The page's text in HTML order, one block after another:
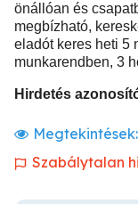
önállóan és
megbízható,
eladót keres heti 5
munkarendben, 3
Hirdetés
Megtekintések:
Szabálytalan